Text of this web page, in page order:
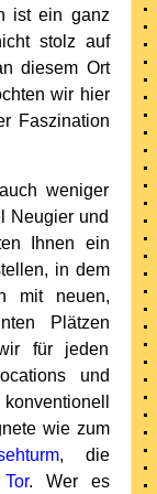
ist ein ganz
stolz auf
diesem Ort
wir hier
Faszination
weniger
Neugier und
Ihnen ein
in dem
mit neuen,
Plätzen
für jeden
und
wie zum
, die
. Wer es